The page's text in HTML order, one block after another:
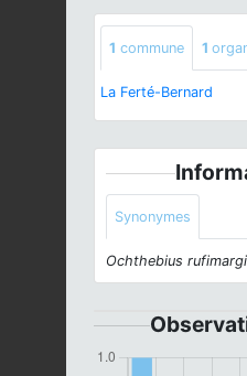
1 commune 1
La Ferté-Bernard
Synonymes
Ochthebius